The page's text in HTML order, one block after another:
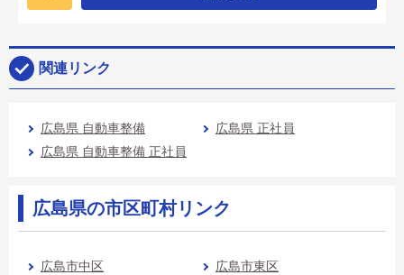
関連リンク
広島県 自動車整備
広島県 正社員
広島県 自動車整備 正社員
広島県の市区町村リンク
広島市中区
広島市東区